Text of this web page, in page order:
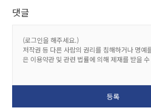
댓글